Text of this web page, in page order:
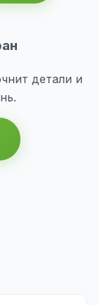
детали и